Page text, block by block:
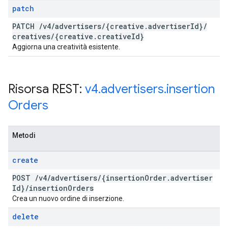
patch
PATCH /v4/advertisers/{creative .advertiserId}/
creatives/{creative . creativeId}
Aggiorna una creatività esistente.
Risorsa REST: v4.advertisers.insertion
Orders
Metodi
create
POST /v4/advertisers/{insertionOrder.advertiser
Id}/insertionOrders
Crea un nuovo ordine di inserzione.
delete